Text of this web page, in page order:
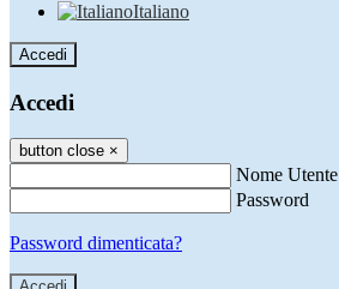
Italiano
Accedi
Accedi
button close ×
Nome Utente
Password
Password dimenticata?